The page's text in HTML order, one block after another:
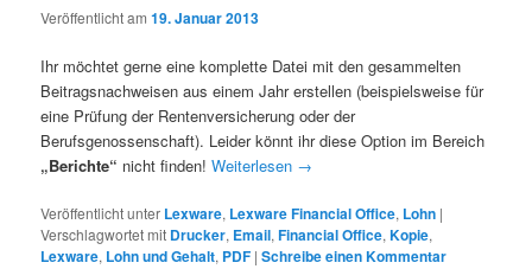
Veröffentlicht am19. Januar 2013
Ihr möchtet gerne eine komplette Datei mit den gesammelten
Beitragsnachweisen aus einem Jahr erstellen (beispielsweise für
eine Prüfung der Rentenversicherung oder der
Berufsgenossenschaft). Leider könnt ihr diese Option im Bereich
„Berichte“ nicht finden!Weiterlesen →
Veröffentlicht unter Lexware, Lexware Financial Office, Lohn |
Verschlagwortet mit Drucker, Email,Financial Office,Kopie,
Lexware, Lohn und Gehalt, PDF |Schreibe einen Kommentar